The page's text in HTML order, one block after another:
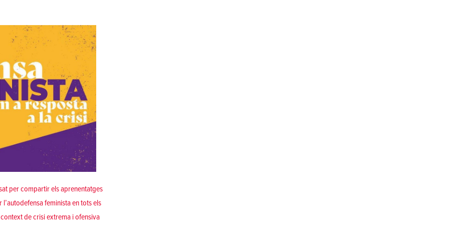
per compartir els aprenentatges
feminista en tots els
de crisi extrema i ofensiva
a la crisi»